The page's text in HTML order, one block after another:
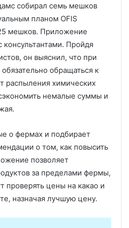
собирал семь мешков
планом OFIS
мешков. Приложение
консультантами. Пройдя
он выяснил, что при
обращаться к
распыления химических
немалые суммы и
о фермах и подбирает
о том, как повысить
позволяет
за пределами фермы,
проверять цены на какао и
назначая лучшую цену.